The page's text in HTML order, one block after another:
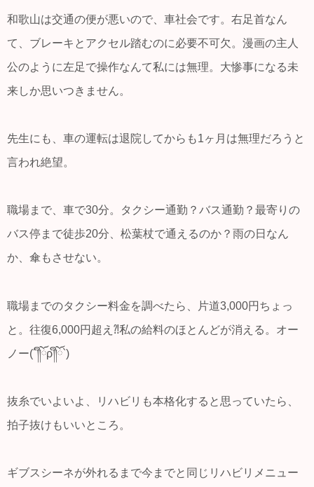
和歌山は交通の便が悪いので、車社会です。右足首なん
て、ブレーキとアクセル踏むのに必要不可欠。漫画の主人
公のように左足で操作なんて私には無理。大惨事になる未
来しか思いつきません。
先生にも、車の運転は退院してからも1ヶ月は無理だろうと
言われ絶望。
職場まで、車で30分。タクシー通勤？バス通勤？最寄りの
バス停まで徒歩20分、松葉杖で通えるのか？雨の日なん
か、傘もさせない。
職場までのタクシー料金を調べたら、片道3,000円ちょっ
と。往復6,000円超え⁈私の給料のほとんどが消える。オー
ノー(´༎ຶོρ༎ຶོ`)
抜糸でいよいよ、リハビリも本格化すると思っていたら、
拍子抜けもいいところ。
ギブスシーネが外れるまで今までと同じリハビリメニュー